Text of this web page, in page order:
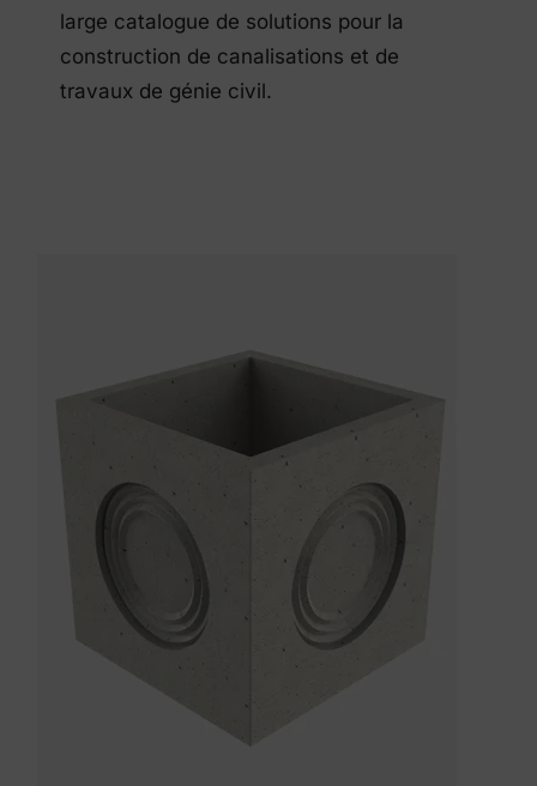
large catalogue de solutions pour la
construction de canalisations et de
travaux de génie civil.